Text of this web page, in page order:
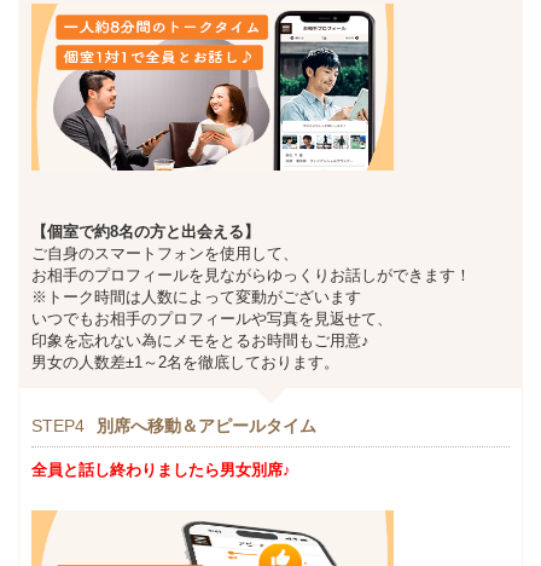
【個室で約8名の方と出会える】
ご自身のスマートフォンを使用して、
お相手のプロフィールを見ながらゆっくりお話しができます！
※トーク時間は人数によって変動がございます
いつでもお相手のプロフィールや写真を見返せて、
印象を忘れない為にメモをとるお時間もご用意♪
男女の人数差±1～2名を徹底しております。
STEP4 別席へ移動＆アピールタイム
全員と話し終わりましたら男女別席♪